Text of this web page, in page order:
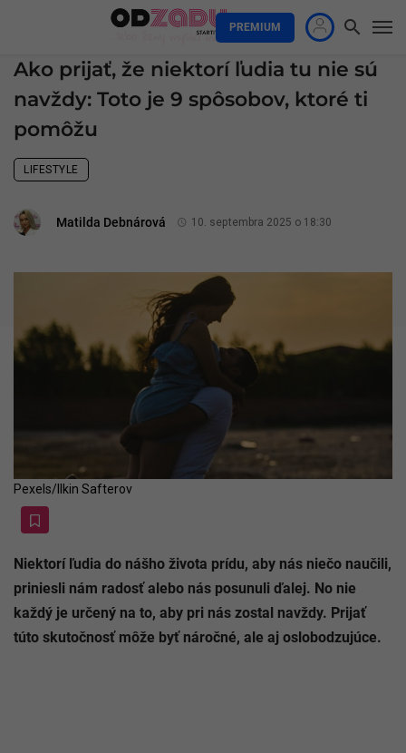
PREMIUM
Ako prijať, že niektorí ľudia tu nie sú
navždy: Toto je 9 spôsobov, ktoré ti
pomôžu
LIFESTYLE
Matilda Debnárová 10. septembra 2025 o 18:30
Pexels/Ilkin Safterov
Niektorí ľudia do nášho života prídu, aby nás niečo naučili,
priniesli nám radosť alebo nás posunuli ďalej. No nie
každý je určený na to, aby pri nás zostal navždy. Prijať
túto skutočnosť môže byť náročné, ale aj oslobodzujúce.